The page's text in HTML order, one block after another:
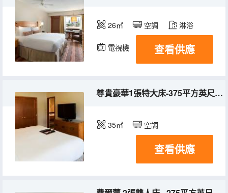
26㎡ 空調 淋浴
電視機 查看供應
尊貴豪華1張特大床-375平方英尺，35平方米，休息區，部分湖景，免費代客泊車
35㎡ 空調
查看供應